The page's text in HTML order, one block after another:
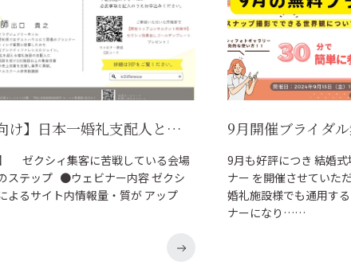
【婚礼支配人向け】日本一婚礼支配人と話しているスタッフが贈る。 ゼクシィ集客に苦戦している 会場が実践すべき３つのステップ
】 ゼクシィ集客に苦戦している会場
ステップ ●ウェビナー内容 ゼクシ
よるサイト内情報量・質が アップ
9月も好評につき 結婚
ナー を開催させていた
婚礼施設様でも通用す
ナーになり……